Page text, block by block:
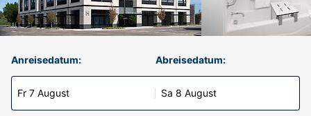
Anreisedatum:
Fr 7 August
Abreisedatum:
Sa 8 August